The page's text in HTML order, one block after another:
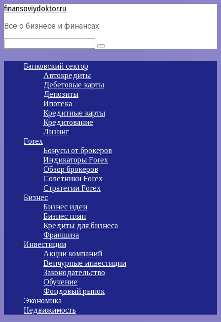
Перейти
контенту
finansoviydoktor.ru
Все о бизнесе и финансах
Банковский сектор
Автокредиты
Дебетовые карты
Депозиты
Ипотека
Кредитные карты
Кредитование
Лизинг
Forex
Бонусы от брокеров
Индикаторы Forex
Обзор брокеров
Советники Forex
Стратегии Forex
Бизнес
Бизнес идеи
Бизнес план
Кредиты для бизнеса
Франшиза
Инвестиции
Акции компаний
Венчурные инвестиции
Законодательство
Обучение
Фондовый рынок
Экономика
Недвижимость